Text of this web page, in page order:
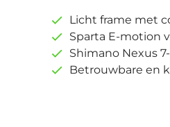
Licht frame met
Sparta E-motion
Shimano Nexus
Betrouwbare en